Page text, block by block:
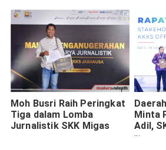
Moh Busri Raih Peringkat
Tiga dalam Lomba
Jurnalistik SKK Migas
Minta
Adil,
Bawa